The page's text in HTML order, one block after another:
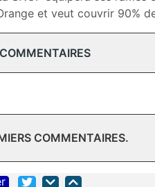
et veut couvrir 90%
COMMENTAIRES.